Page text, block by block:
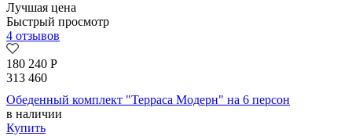
Лучшая цена
Быстрый просмотр
4 отзывов
180 240 Р
313 460
Обеденный комплект "Терраса Модерн" на 6 персон
в наличии
Купить